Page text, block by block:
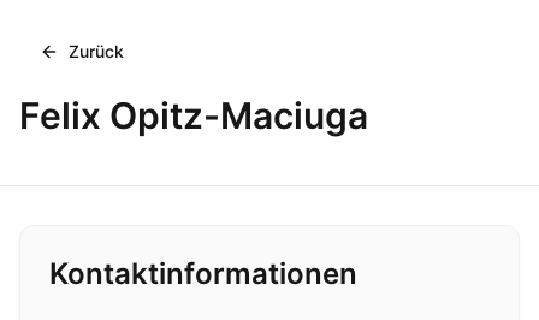
Zurück
Felix Opitz-Maciuga
Kontaktinformationen